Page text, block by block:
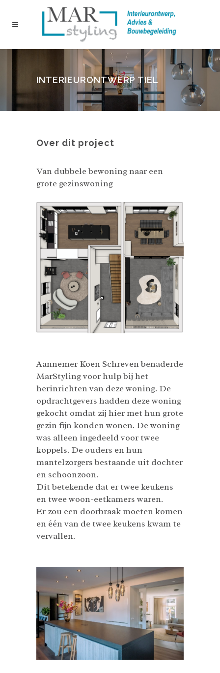
INTERIEURONTWERP TIEL
Over dit project
Van dubbele bewoning naar een
grote gezinswoning
Aannemer Koen Schreven benaderde
MarStyling voor hulp bij het
herinrichten van deze woning. De
opdrachtgevers hadden deze woning
gekocht omdat zij hier met hun grote
gezin fijn konden wonen. De woning
was alleen ingedeeld voor twee
koppels. De ouders en hun
mantelzorgers bestaande uit dochter
en schoonzoon.
Dit betekende dat er twee keukens
en twee woon-eetkamers waren.
Er zou een doorbraak moeten komen
en één van de twee keukens kwam te
vervallen.